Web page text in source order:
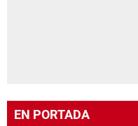
EN PORTADA